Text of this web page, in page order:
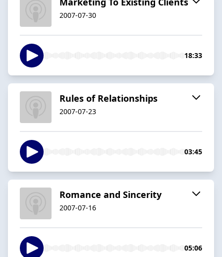
2007-07-30
18:33
Rules of Relationships
2007-07-23
03:45
Romance and Sincerity
2007-07-16
05:06